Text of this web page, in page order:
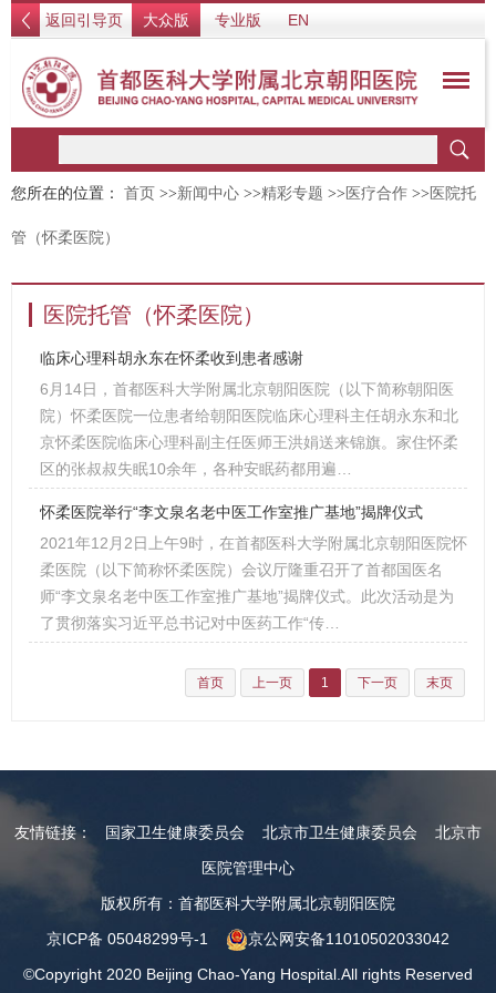
返回引导页 大众版 专业版 EN
您所在的位置： 首页 >>新闻中心 >>精彩专题 >> 医疗合作 >> 医院托
管（怀柔医院）
医院托管（怀柔医院）
临床心理科胡永东在怀柔收到患者感谢
6月14日，首都医科大学附属北京朝阳医院（以下简称朝阳医
院）怀柔医院一位患者给朝阳医院临床心理科主任胡永东和北
京怀柔医院临床心理科副主任医师王洪娟送来锦旗。家住怀柔
区的张叔叔失眠10余年，各种安眠药都用遍…
怀柔医院举行“李文泉名老中医工作室推广基地”揭牌仪式
2021年12月2日上午9时，在首都医科大学附属北京朝阳医院怀
柔医院（以下简称怀柔医院）会议厅隆重召开了首都国医名
师“李文泉名老中医工作室推广基地”揭牌仪式。此次活动是为
了贯彻落实习近平总书记对中医药工作“传…
首页 上一页 1 下一页 末页
友情链接： 国家卫生健康委员会 北京市卫生健康委员会
北京市
医院管理中心
版权所有：首都医科大学附属北京朝阳医院
京ICP备 05048299号-1
京公网安备11010502033042
©Copyright 2020 Beijing Chao-Yang Hospital.All rights Reserved